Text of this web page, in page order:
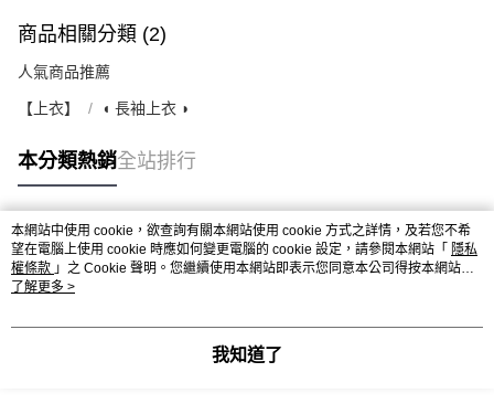
商品相關分類 (2)
人氣商品推薦
【上衣】 ◖ 長袖上衣 ◗
本分類熱銷全站排行
熱門標籤
本網站中使用 cookie，欲查詢有關本網站使用 cookie 方式之詳情，及若您不希
望在電腦上使用 cookie 時應如何變更電腦的 cookie 設定，請參閱本網站「 隱私
權條款 」之 Cookie 聲明。您繼續使用本網站即表示您同意本公司得按本網站使
用條款之 Cookie 聲明使用 cookie。
了解更多 >
我知道了